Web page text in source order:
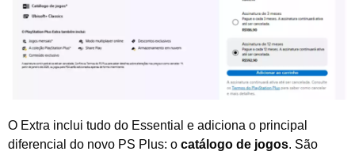
O Extra inclui tudo do Essential e adiciona o principal
diferencial do novo PS Plus: o catálogo de jogos. São